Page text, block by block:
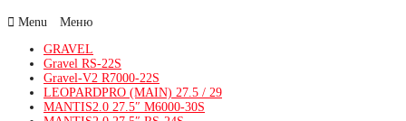
Menu
GRAVEL
Gravel RS-22S
Gravel-V2 R7000-22S
LEOPARDPRO (MAIN) 27.5 / 29
MANTIS2.0 27.5″ M6000-30S